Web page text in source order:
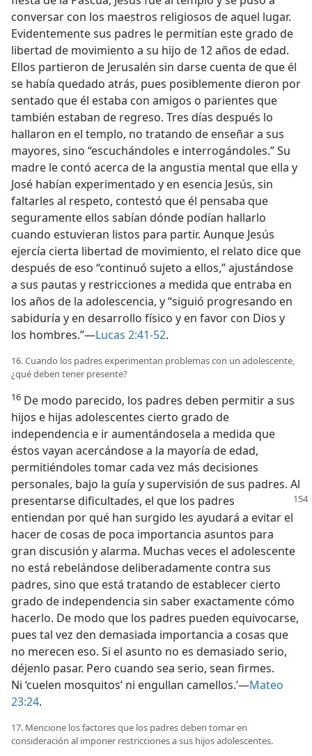
conversar con los maestros religiosos de aquel lugar.
Evidentemente sus padres le permitían este grado de
libertad de movimiento a su hijo de 12 años de edad.
Ellos partieron de Jerusalén sin darse cuenta de que él
se había quedado atrás, pues posiblemente dieron por
sentado que él estaba con amigos o parientes que
también estaban de regreso. Tres días después lo
hallaron en el templo, no tratando de enseñar a sus
mayores, sino “escuchándoles e interrogándoles.” Su
madre le contó acerca de la angustia mental que ella y
José habían experimentado y en esencia Jesús, sin
faltarles al respeto, contestó que él pensaba que
seguramente ellos sabían dónde podían hallarlo
cuando estuvieran listos para partir. Aunque Jesús
ejercía cierta libertad de movimiento, el relato dice que
después de eso “continuó sujeto a ellos,” ajustándose
a sus pautas y restricciones a medida que entraba en
los años de la adolescencia, y “siguió progresando en
sabiduría y en desarrollo físico y en favor con Dios y
los hombres.”—Lucas 2:41-52.
16. Cuando los padres experimentan problemas con un adolescente,
¿qué deben tener presente?
16 De modo parecido, los padres deben permitir a sus
hijos e hijas adolescentes cierto grado de
independencia e ir aumentándosela a medida que
éstos vayan acercándose a la mayoría de edad,
permitiéndoles tomar cada vez más decisiones
personales, bajo la guía y supervisión de sus padres. Al
presentarse dificultades, el que los padres
entiendan por qué han surgido les ayudará a evitar el
hacer de cosas de poca importancia asuntos para
gran discusión y alarma. Muchas veces el adolescente
no está rebelándose deliberadamente contra sus
padres, sino que está tratando de establecer cierto
grado de independencia sin saber exactamente cómo
hacerlo. De modo que los padres pueden equivocarse,
pues tal vez den demasiada importancia a cosas que
no merecen eso. Si el asunto no es demasiado serio,
déjenlo pasar. Pero cuando sea serio, sean firmes.
Ni ‘cuelen mosquitos’ ni engullan camellos.’—Mateo
23:24.
17. Mencione los factores que los padres deben tomar en
consideración al imponer restricciones a sus hijos adolescentes.